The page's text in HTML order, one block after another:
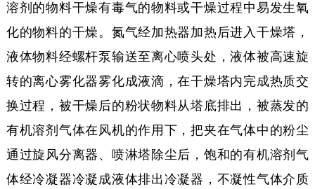
溶剂的物料干燥有毒气的物料或干燥过程中易发生氧
化的物料的干燥。氮气经加热器加热后进入干燥塔，
液体物料经螺杆泵输送至离心喷头处，液体被高速旋
转的离心雾化器雾化成液滴，在干燥塔内完成热质交
换过程，被干燥后的粉状物料从塔底排出，被蒸发的
有机溶剂气体在风机的作用下，把夹在气体中的粉尘
通过旋风分离器、喷淋塔除尘后，饱和的有机溶剂气
体经冷凝器冷凝成液体排出冷凝器，不凝性气体介质